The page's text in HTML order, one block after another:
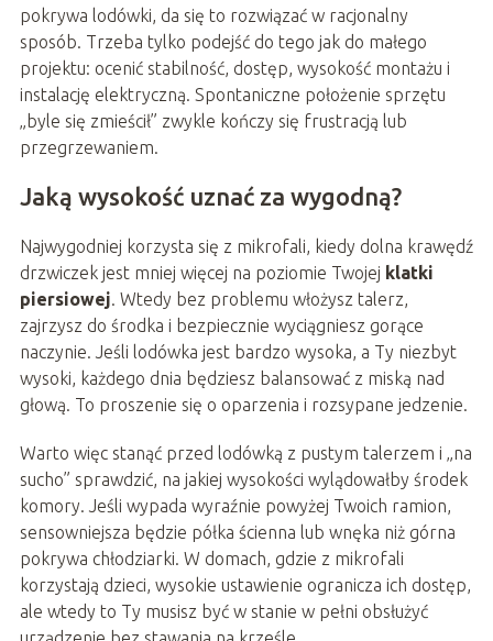
pokrywa lodówki, da się to rozwiązać w racjonalny
sposób. Trzeba tylko podejść do tego jak do małego
projektu: ocenić stabilność, dostęp, wysokość montażu i
instalację elektryczną. Spontaniczne położenie sprzętu
„byle się zmieścił” zwykle kończy się frustracją lub
przegrzewaniem.
Jaką wysokość uznać za wygodną?
Najwygodniej korzysta się z mikrofali, kiedy dolna krawędź
drzwiczek jest mniej więcej na poziomie Twojej klatki
piersiowej. Wtedy bez problemu włożysz talerz,
zajrzysz do środka i bezpiecznie wyciągniesz gorące
naczynie. Jeśli lodówka jest bardzo wysoka, a Ty niezbyt
wysoki, każdego dnia będziesz balansować z miską nad
głową. To proszenie się o oparzenia i rozsypane jedzenie.
Warto więc stanąć przed lodówką z pustym talerzem i „na
sucho” sprawdzić, na jakiej wysokości wylądowałby środek
komory. Jeśli wypada wyraźnie powyżej Twoich ramion,
sensowniejsza będzie półka ścienna lub wnęka niż górna
pokrywa chłodziarki. W domach, gdzie z mikrofali
korzystają dzieci, wysokie ustawienie ogranicza ich dostęp,
ale wtedy to Ty musisz być w stanie w pełni obsłużyć